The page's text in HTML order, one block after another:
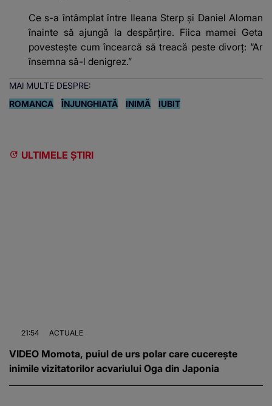
Ce s-a întâmplat între Ileana Sterp și Daniel Aloman
înainte să ajungă la despărțire. Fiica mamei Geta
povestește cum încearcă să treacă peste divorț: “Ar
însemna să-l denigrez.”
MAI MULTE DESPRE:
ROMANCA
ÎNJUNGHIATĂ INIMĂ IUBIT
ULTIMELE ȘTIRI
21:54 ACTUALE
VIDEO Momota, puiul de urs polar care cucerește
inimile vizitatorilor acvariului Oga din Japonia